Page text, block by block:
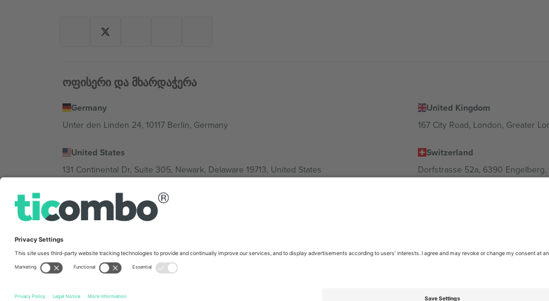
ოფისერი და მხარდაჭერა
Germany
Unter den Linden 24, 10117 Berlin, Germany
United Kingdom
167 City Road, London, Greater
United States
131 Continental Dr, Suite 305, Newark, Delaware 19713, United States
Switzerland
Dorfstrasse 52a, 6390
Bulgaria
Regus Sofia City West, bul Totleben 53-55, 1606 Sofia, Bulgaria
Av Chapultepec 360, Roma Norte, Cuauhtémoc, 06700 Ciudad de México, CDMX, Mexico
კონკრეტული პირობები.,